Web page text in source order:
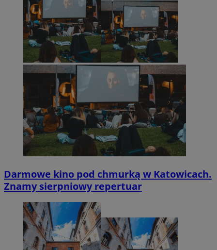
Darmowe kino pod chmurką w Katowicach.
Znamy sierpniowy repertuar